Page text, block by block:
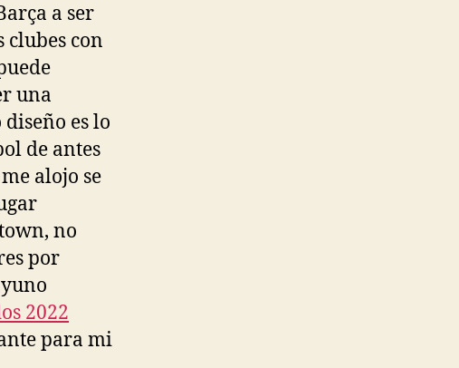
a ser
con
una
es lo
de antes
alojo se
no
por
2022
para mi